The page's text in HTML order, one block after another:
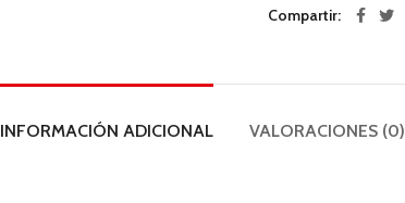
Compartir
INFORMACIÓN ADICIONAL VALORACIONES (0)